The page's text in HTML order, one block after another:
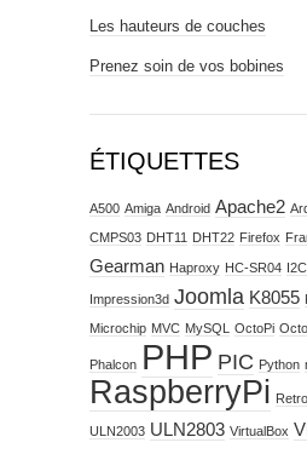
Les hauteurs de couches
Prenez soin de vos bobines
ÉTIQUETTES
A500 Amiga Android Apache2
CMPS03 DHT11 DHT22 Firefox
Gearman Haproxy HC-SR04 I2C
Impression3d Joomla K8055
Microchip MVC MySQL OctoPi
Phalcon PHP PIC Python
RaspberryPi
ULN2003 ULN2803 VirtualBox